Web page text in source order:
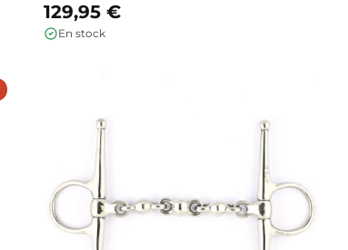
129,95 €
En stock